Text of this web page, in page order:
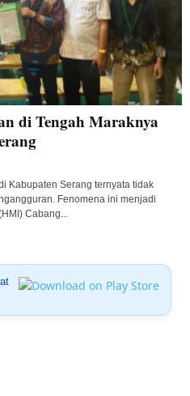
di Tengah Maraknya
Kabupaten Serang ternyata tidak
Fenomena ini menjadi
Cabang...